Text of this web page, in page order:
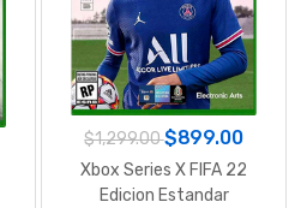
$1,299.00$899.00
Xbox Series X FIFA 22
Edicion Estandar